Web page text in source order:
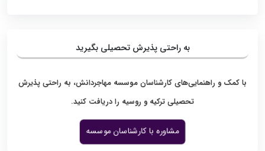
به راحتی پذیرش تحصیلی بگیرید
با کمک و راهنمایی‌های کارشناسان موسسه مهاجردانش، به راحتی پذیرش
تحصیلی ترکیه و روسیه را دریافت کنید.
مشاوره با کارشناسان موسسه